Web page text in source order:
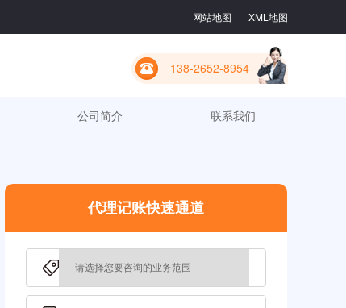
网站地图 XML地图
138-2652-8954
公司简介 联系我们
代理记账快速通道